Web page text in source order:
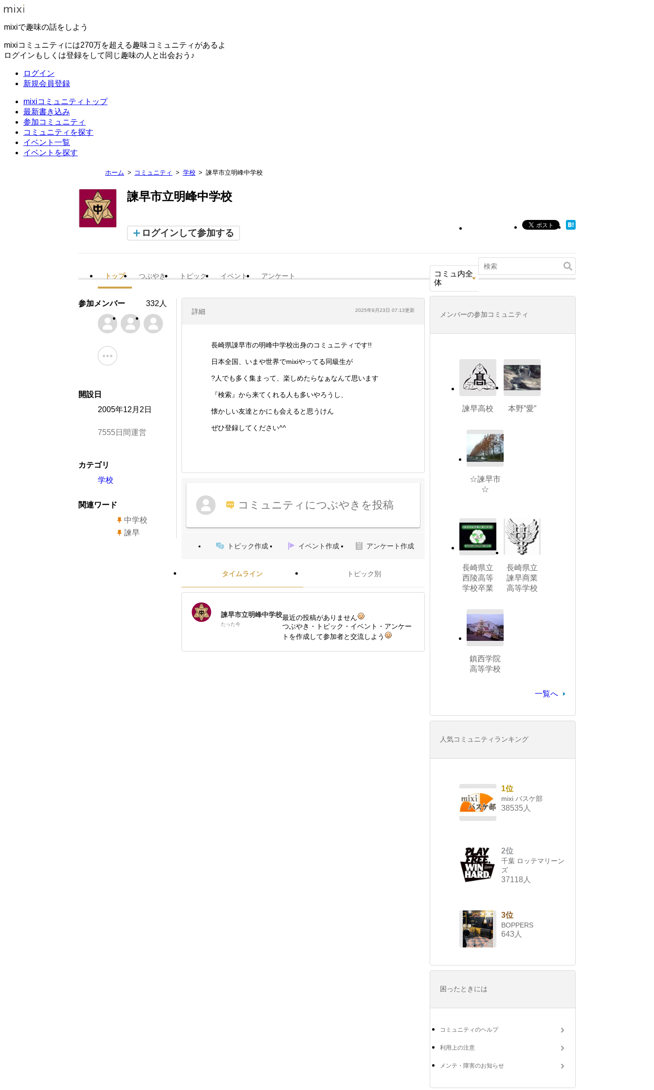
mixiで趣味の話をしよう
mixiコミュニティには270万を超える趣味コミュニティがあるよ
ログインもしくは登録をして同じ趣味の人と出会おう♪
ログイン
新規会員登録
mixiコミュニティトップ
最新書き込み
参加コミュニティ
コミュニティを探す
イベント一覧
イベントを探す
ホーム コミュニティ 学校 諫早市立明峰中学校
諫早市立明峰中学校
ログインして参加する
トップ つぶやき トピック イベント アンケート
コミュ内全
体
詳細 2025年9月23日 07:13更新
長崎県諌早市の明峰中学校出身のコミュニティです!!
日本全国、いまや世界でmixiやってる同級生が
?人でも多く集まって、楽しめたらなぁなんて思います
『検索』から来てくれる人も多いやろうし、
懐かしい友達とかにも会えると思うけん
ぜひ登録してください^^
コミュニティにつぶやきを投稿
トピック作成 イベント作成 アンケート作成
タイムライン トピック別
諫早市立明峰中学校
たった今
最近の投稿がありません
つぶやき・トピック・イベント・アンケー
トを作成して参加者と交流しよう
参加メンバー 332人
開設日
2005年12月2日
7555日間運営
カテゴリ
学校
関連ワード
中学校
諫早
メンバーの参加コミュニティ
諫早高校 本野”愛”
☆諫早市
☆
長崎県立
西陵高等
学校卒業
長崎県立
諫早商業
高等学校
鎮西学院
高等学校
一覧へ
人気コミュニティランキング
1位
mixi バスケ部
38535人
2位
千葉 ロッテマリーン
ズ
37118人
3位
BOPPERS
643人
困ったときには
コミュニティのヘルプ
利用上の注意
メンテ・障害のお知らせ